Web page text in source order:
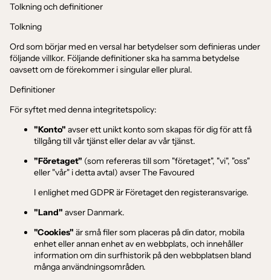
Tolkning och definitioner
Tolkning
Ord som börjar med en versal har betydelser som definieras under
följande villkor. Följande definitioner ska ha samma betydelse
oavsett om de förekommer i singular eller plural.
Definitioner
För syftet med denna integritetspolicy:
"Konto" avser ett unikt konto som skapas för dig för att få
tillgång till vår tjänst eller delar av vår tjänst.
"Företaget" (som refereras till som "företaget", "vi", "oss"
eller "vår" i detta avtal) avser The Favoured
I enlighet med GDPR är Företaget den registeransvarige.
"Land" avser Danmark.
"Cookies" är små filer som placeras på din dator, mobila
enhet eller annan enhet av en webbplats, och innehåller
information om din surfhistorik på den webbplatsen bland
många användningsområden.